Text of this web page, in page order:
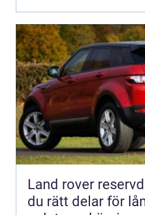
Land rover reservdelar så
du rätt delar för